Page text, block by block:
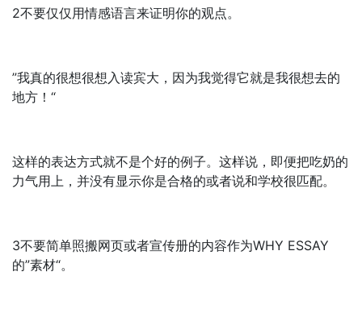
2不要仅仅用情感语言来证明你的观点。
”我真的很想很想入读宾大，因为我觉得它就是我很想去的
地方！“
这样的表达方式就不是个好的例子。这样说，即便把吃奶的
力气用上，并没有显示你是合格的或者说和学校很匹配。
3不要简单照搬网页或者宣传册的内容作为WHY ESSAY
的”素材“。